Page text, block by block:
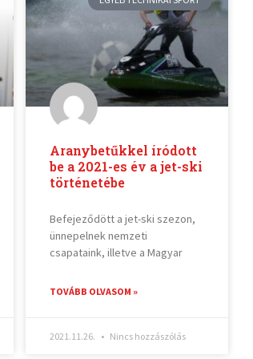
Aranybetűkkel íródott
be a 2021-es év a jet-ski
történetébe
Befejeződött a jet-ski szezon,
ünnepelnek nemzeti
csapataink, illetve a Magyar
TOVÁBB OLVASOM »
2021.11.26. Nincs hozzászólás